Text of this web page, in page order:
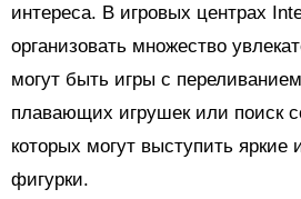
интереса. В игровых центрах
организовать множество
могут быть игры с
плавающих игрушек или поиск
которых могут выступить яркие
фигурки.